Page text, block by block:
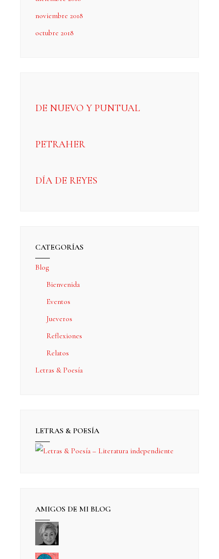
noviembre 2018
octubre 2018
DE NUEVO Y PUNTUAL
PETRAHER
DÍA DE REYES
CATEGORÍAS
Blog
Bienvenida
Eventos
Jueveros
Reflexiones
Relatos
Letras & Poesía
LETRAS & POESÍA
AMIGOS DE MI BLOG